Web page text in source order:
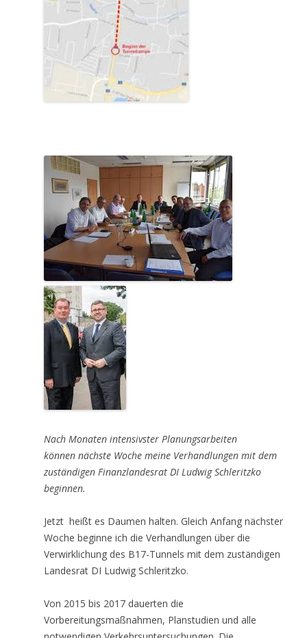
Nach Monaten intensivster Planungsarbeiten
können nächste Woche meine Verhandlungen mit dem
zuständigen Finanzlandesrat DI Ludwig Schleritzko
beginnen.
Jetzt heißt es Daumen halten. Gleich Anfang nächster
Woche beginne ich die Verhandlungen über die
Verwirklichung des B17-Tunnels mit dem zuständigen
Landesrat DI Ludwig Schleritzko.
Von 2015 bis 2017 dauerten die
Vorbereitungsmaßnahmen, Planstudien und alle